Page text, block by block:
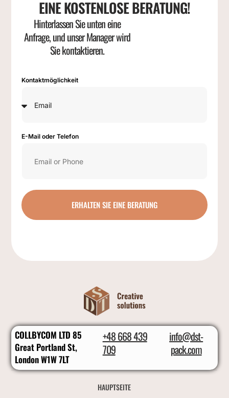
EINE KOSTENLOSE BERATUNG!
Hinterlassen Sie unten eine
Anfrage, und unser Manager wird
Sie kontaktieren.
Kontaktmöglichkeit
E-Mail oder Telefon
ERHALTEN SIE EINE BERATUNG
COLLBYCOM LTD 85
Great Portland St,
London W1W 7LT
+48 668 439
709
info@dst-
pack.com
HAUPTSEITE